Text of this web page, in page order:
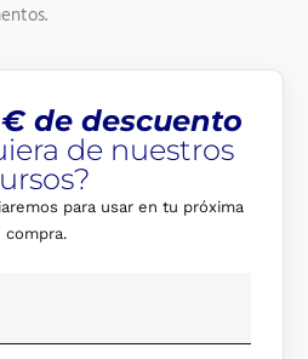
€ de descuento
de nuestros
para usar en tu próxima
compra.